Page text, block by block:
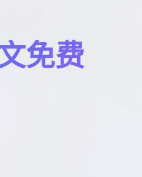
免费